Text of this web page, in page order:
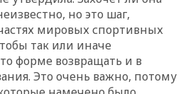
11:22 При стрельбе в школе в
человек
11:19Россия рассчитывает
заключить безвизовые
соглашения с Индонезией и
но это шаг,
мировых спортивных
так или иначе
форме возвращать и в
Это очень важно, потому